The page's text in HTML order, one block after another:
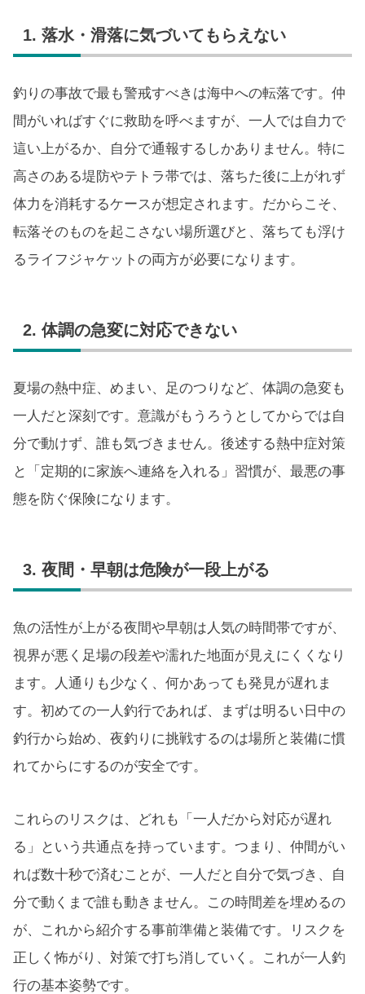
1. 落水・滑落に気づいてもらえない
釣りの事故で最も警戒すべきは海中への転落です。仲
間がいればすぐに救助を呼べますが、一人では自力で
這い上がるか、自分で通報するしかありません。特に
高さのある堤防やテトラ帯では、落ちた後に上がれず
体力を消耗するケースが想定されます。だからこそ、
転落そのものを起こさない場所選びと、落ちても浮け
るライフジャケットの両方が必要になります。
2. 体調の急変に対応できない
夏場の熱中症、めまい、足のつりなど、体調の急変も
一人だと深刻です。意識がもうろうとしてからでは自
分で動けず、誰も気づきません。後述する熱中症対策
と「定期的に家族へ連絡を入れる」習慣が、最悪の事
態を防ぐ保険になります。
3. 夜間・早朝は危険が一段上がる
魚の活性が上がる夜間や早朝は人気の時間帯ですが、
視界が悪く足場の段差や濡れた地面が見えにくくなり
ます。人通りも少なく、何かあっても発見が遅れま
す。初めての一人釣行であれば、まずは明るい日中の
釣行から始め、夜釣りに挑戦するのは場所と装備に慣
れてからにするのが安全です。
これらのリスクは、どれも「一人だから対応が遅れ
る」という共通点を持っています。つまり、仲間がい
れば数十秒で済むことが、一人だと自分で気づき、自
分で動くまで誰も動きません。この時間差を埋めるの
が、これから紹介する事前準備と装備です。リスクを
正しく怖がり、対策で打ち消していく。これが一人釣
行の基本姿勢です。